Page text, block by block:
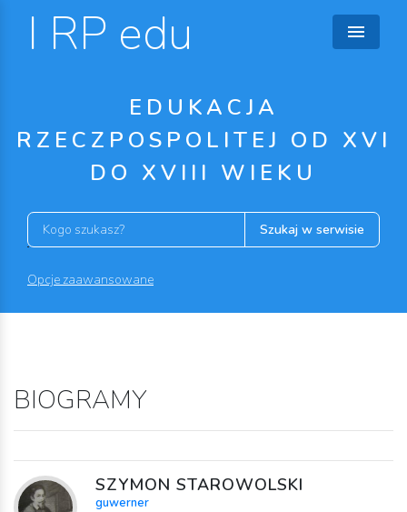
I RP edu
EDUKACJA
RZECZPOSPOLITEJ OD XVI
DO XVIII WIEKU
Szukaj w serwisie
Opcje zaawansowane
BIOGRAMY
SZYMON STAROWOLSKI
guwerner